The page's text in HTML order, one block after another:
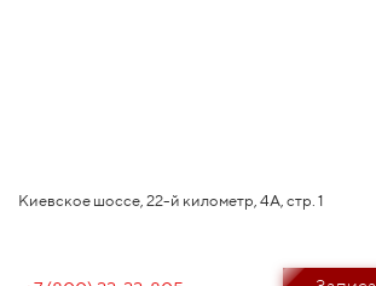
Киевское шоссе, 22-й километр, 4А, стр. 1